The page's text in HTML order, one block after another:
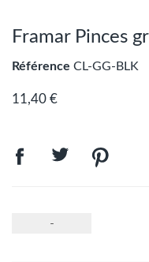
Framar Pinces
Référence CL-GG-BLK
11,40 €
-